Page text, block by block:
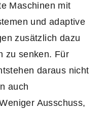
Maschinen mit
und adaptive
zusätzlich dazu
zu senken. Für
daraus nicht
auch
Ausschuss,